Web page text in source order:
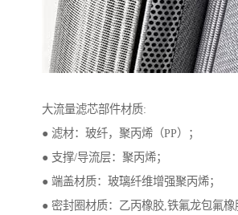
大流量滤芯部件材质:
● 滤材：玻纤，聚丙烯（PP）；
● 支撑/导流层：聚丙烯；
● 端盖材质：玻璃纤维增强聚丙烯；
● 密封圈材质：乙丙橡胶,铁氟龙包氟橡